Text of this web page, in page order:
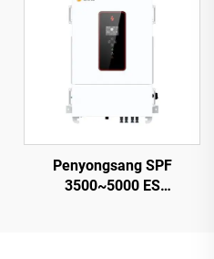
Penyongsang SPF
3500~5000 ES